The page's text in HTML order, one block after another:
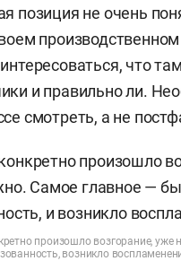
позиция не очень
что
и правильно ли.
смотреть, а не
произошло возгорание, уже
возникло